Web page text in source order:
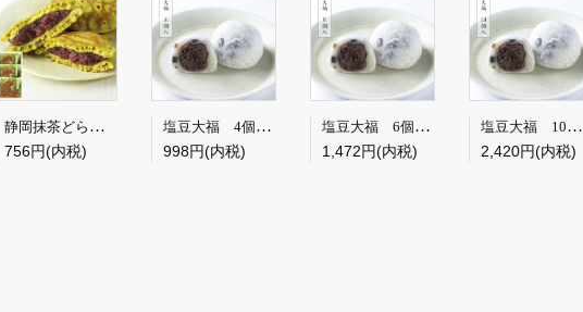
静岡抹茶どら焼き 3個
756円(内税)
塩豆大福 4個入【冷凍便】※冷凍便につき常温商品との同梱不可
998円(内税)
塩豆大福 6個入【冷凍便】※冷凍便につき常温商品との同梱不可
1,472円(内税)
塩豆大福 10個入【冷凍便】※冷凍便につき常温商品との同梱不可
2,420円(内税)